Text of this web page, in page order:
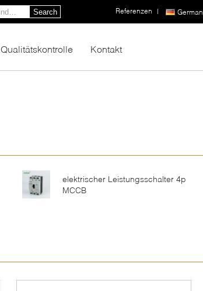
German
Referenzen |
Search
Qualitätskontrolle Kontakt
elektrischer Leistungsschalter 4p
MCCB